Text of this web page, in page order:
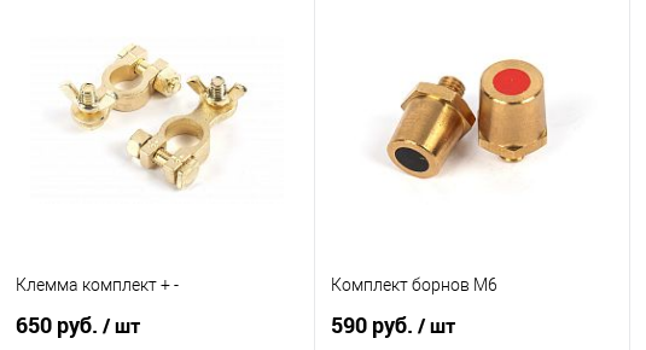
Клемма комплект + -
650 руб. / шт
Комплект борнов М6
590 руб. / шт